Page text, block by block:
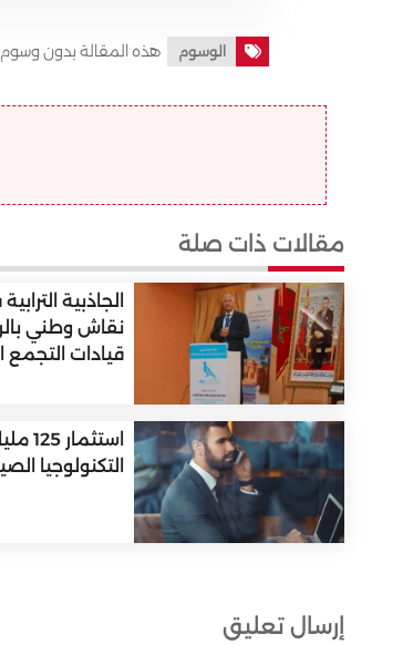
الوسوم هذه المقالة بدون
مقالات ذات صلة
الجاذبية
نقاش وطني
قيادات التجمع
التكنولوجيا
إرسال تعليق